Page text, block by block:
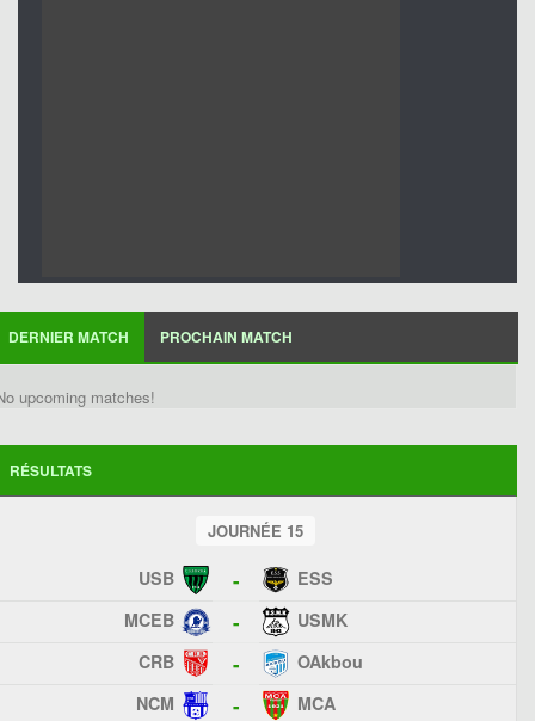
DERNIER MATCH PROCHAIN MATCH
upcoming matches!
RÉSULTATS
JOURNÉE 15
USB -
ESS
MCEB
-
USMK
CRB
-
OAkbou
NCM
- MCA